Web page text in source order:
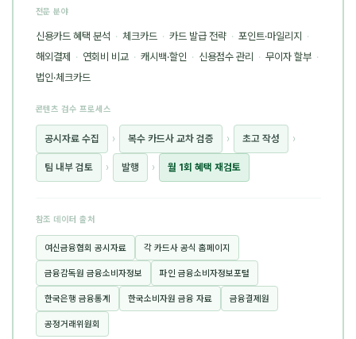
전문 분야
신용카드 혜택 분석 · 체크카드 · 카드 발급 전략 · 포인트·마일리지 ·
해외결제 · 연회비 비교 · 캐시백·할인 · 신용점수 관리 · 무이자 할부 ·
법인·체크카드
콘텐츠 검수 프로세스
공시자료 수집 › 복수 카드사 교차 검증 › 초고 작성 ›
팀 내부 검토 › 발행 › 월 1회 혜택 재검토
참조 데이터 출처
여신금융협회 공시자료 각 카드사 공식 홈페이지
금융감독원 금융소비자정보 파인 금융소비자정보포털
한국은행 금융통계 한국소비자원 금융 자료 금융결제원
공정거래위원회